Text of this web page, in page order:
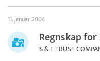
11. januar 2004
Regnskap
S & E TRUST